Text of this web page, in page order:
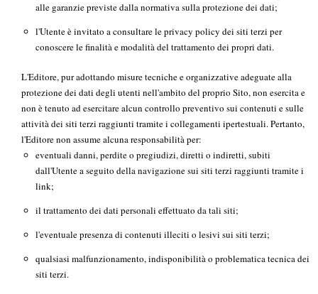
alle garanzie previste dalla normativa sulla protezione dei dati;
l'Utente è invitato a consultare le privacy policy dei siti terzi per
conoscere le finalità e modalità del trattamento dei propri dati.
L'Editore, pur adottando misure tecniche e organizzative adeguate alla
protezione dei dati degli utenti nell'ambito del proprio Sito, non esercita e
non è tenuto ad esercitare alcun controllo preventivo sui contenuti e sulle
attività dei siti terzi raggiunti tramite i collegamenti ipertestuali. Pertanto,
l'Editore non assume alcuna responsabilità per:
eventuali danni, perdite o pregiudizi, diretti o indiretti, subiti
dall'Utente a seguito della navigazione sui siti terzi raggiunti tramite i
link;
il trattamento dei dati personali effettuato da tali siti;
l'eventuale presenza di contenuti illeciti o lesivi sui siti terzi;
qualsiasi malfunzionamento, indisponibilità o problematica tecnica dei
siti terzi.